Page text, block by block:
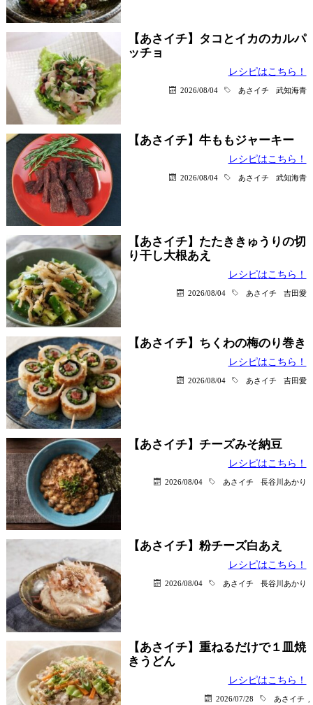
【あさイチ】タコとイカのカルパ
ッチョ
レシピはこちら！
2026/08/04 あさイチ 武知海青
【あさイチ】牛ももジャーキー
レシピはこちら！
2026/08/04 あさイチ 武知海青
【あさイチ】たたききゅうりの切
り干し大根あえ
レシピはこちら！
2026/08/04 あさイチ 吉田愛
【あさイチ】ちくわの梅のり巻き
レシピはこちら！
2026/08/04 あさイチ 吉田愛
【あさイチ】チーズみそ納豆
レシピはこちら！
2026/08/04 あさイチ 長谷川あかり
【あさイチ】粉チーズ白あえ
レシピはこちら！
2026/08/04 あさイチ 長谷川あかり
【あさイチ】重ねるだけで１皿焼
きうどん
レシピはこちら！
2026/07/28 あさイチ